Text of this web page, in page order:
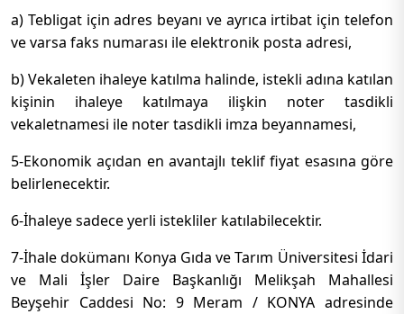
a) Tebligat için adres beyanı ve ayrıca irtibat için telefon
ve varsa faks numarası ile elektronik posta adresi,
b) Vekaleten ihaleye katılma halinde, istekli adına katılan
kişinin ihaleye katılmaya ilişkin noter tasdikli
vekaletnamesi ile noter tasdikli imza beyannamesi,
5-Ekonomik açıdan en avantajlı teklif fiyat esasına göre
belirlenecektir.
6-İhaleye sadece yerli istekliler katılabilecektir.
7-İhale dokümanı Konya Gıda ve Tarım Üniversitesi İdari
ve Mali İşler Daire Başkanlığı Melikşah Mahallesi
Beyşehir Caddesi No: 9 Meram / KONYA adresinde